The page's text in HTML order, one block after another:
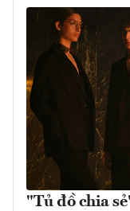
"Tủ đồ chia